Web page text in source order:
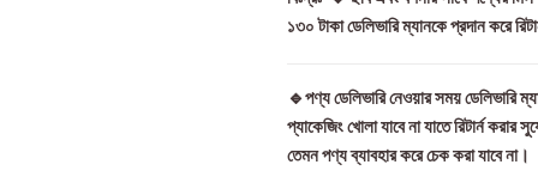
১৩০ টাকা ডেলিভারি ম্যানকে প্রদান করে
🔹পণ্য ডেলিভারি নেওয়ার সময় ডেলিভারি
প্যাকেজিং খোলা যাবে না যাতে রিটার্ন করার
তেমন পণ্য ব্যাবহার করে চেক করা যাবে না।